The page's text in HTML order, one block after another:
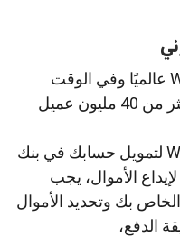
ينتشر استخدام Web Money عالميًا وفي الوقت
الحالي، يُستخدم من قبل أكثر من 40 مليون عميل
يمكنك استخدام Web Money لتمويل حسابك في بنك
الأموال، يجب
تفعيل تطبيق Web Money الخاص بك وتحديد الأموال
الدفع،